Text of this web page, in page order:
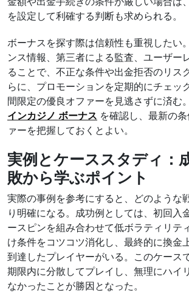
を設定して利確する判断も求められる。
ボーナスを探す際は信頼性も重視したい
ンス情報、第三者による監査、ユーザー
ることで、不正な条件や出金拒否のリス
らに、プロモーションを定期的にチェッ
間限定の優良オファーを見逃さずに済む
インカジノ ボーナス を確認し、最新の
ァーを把握しておくとよい。
実例とケーススタディ：
敗から学ぶポイント
実際の事例を参考にすると、どのような
り明確になる。成功例としては、初回入
ースピンを組み合わせて低ボラティリテ
け条件をコツコツ消化し、最終的に換金
到達したプレイヤーがいる。このケース
期限内に分散してプレイし、無理にハイ
なかったことが勝因となった。